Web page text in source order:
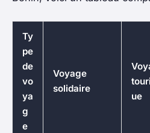
Ty
pe
de
vo
ya
g
e
Voyage
solidaire
ue